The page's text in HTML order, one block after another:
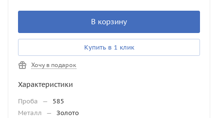
В корзину
Купить в 1 клик
Хочу в подарок
Характеристики
Проба —
585
Металл
—
Золото